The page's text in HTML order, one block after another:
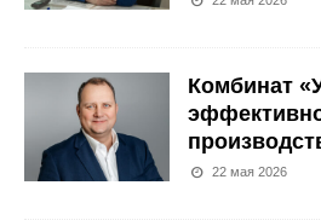
Комбинат
22 мая 2026